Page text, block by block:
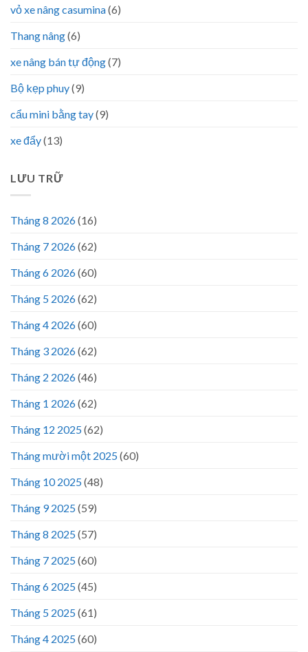
vỏ xe nâng casumina(6)
Thang nâng(6)
xe nâng bán tự động(7)
Bộ kẹp phuy(9)
cẩu mini bằng tay(9)
xe đẩy(13)
LƯU TRỮ
Tháng 8 2026(16)
Tháng 7 2026(62)
Tháng 6 2026(60)
Tháng 5 2026(62)
Tháng 4 2026(60)
Tháng 3 2026(62)
Tháng 2 2026(46)
Tháng 1 2026(62)
Tháng 12 2025(62)
Tháng mười một 2025(60)
Tháng 10 2025(48)
Tháng 9 2025(59)
Tháng 8 2025(57)
Tháng 7 2025(60)
Tháng 6 2025(45)
Tháng 5 2025(61)
Tháng 4 2025(60)